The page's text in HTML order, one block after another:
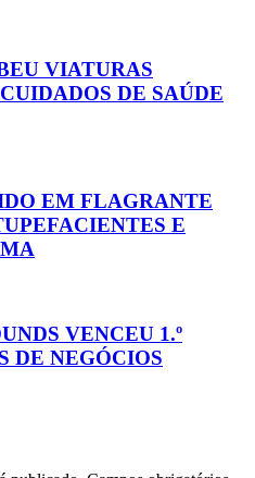
VIATURAS
DE SAÚDE
EM FLAGRANTE
E
VENCEU 1.º
DE NEGÓCIOS